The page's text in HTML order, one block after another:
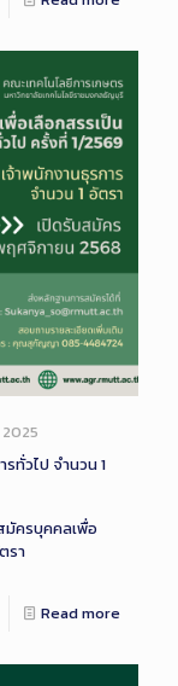
ทั่วไป จำนวน 1
มัครบุคคลเพื่อ
รา
Read more